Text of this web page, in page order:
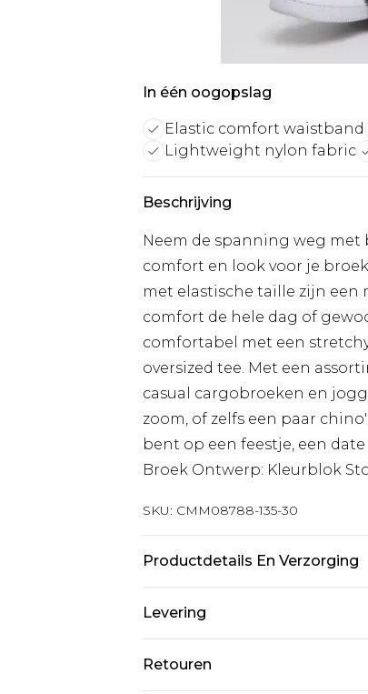
In één oogopslag
Elastic comfort waistband
Lightweight nylon fabric
Beschrijving
Neem de spanning weg met
comfort en look voor je
met elastische taille zijn
comfort de hele dag of
comfortabel met een
oversized tee. Met een
casual cargobroeken en
zoom, of zelfs een paar
bent op een feestje, een
Broek Ontwerp: Kleurblok
SKU: CMM08788-135-30
Productdetails En Verzorging
Levering
Standaardlevering Nederland
Retouren